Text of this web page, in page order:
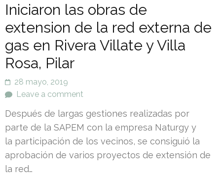
Iniciaron las obras de
extension de la red externa de
gas en Rivera Villate y Villa
Rosa, Pilar
28 mayo, 2019
Leave a comment
Después de largas gestiones realizadas por
parte de la SAPEM con la empresa Naturgy y
la participación de los vecinos, se consiguió la
aprobación de varios proyectos de extensión de
la red…